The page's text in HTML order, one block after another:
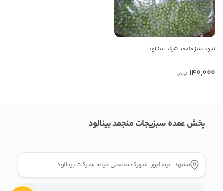
نخود سبز منجمد شرکت بینالود
140,000 تومان
راه های دیگر ارتباطی
پیام در واتس‌اپ
بدیهی است عمدباکس هیچ نوع مسئولیتی در قبال نداشته و
پخش عمده سبزیجات منجمد بینالود
مشهد، نیشابور، شهرک صنعتی خیام ،شرکت بینالود